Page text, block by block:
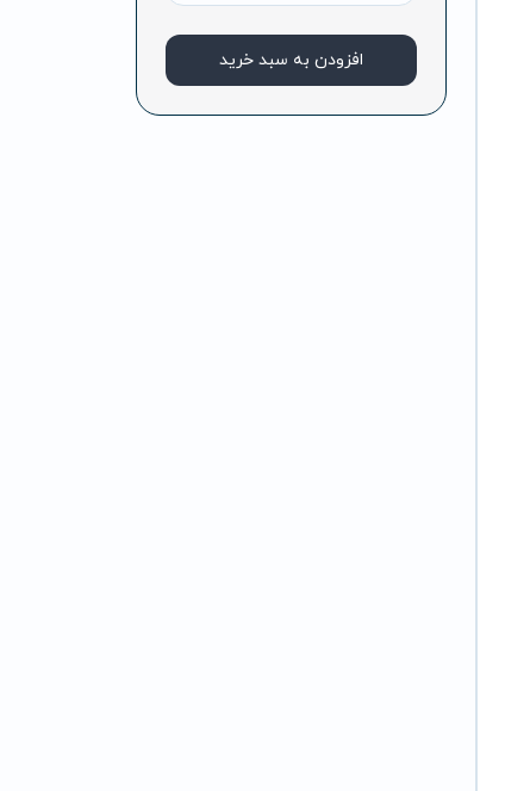
افزودن به سبد خرید